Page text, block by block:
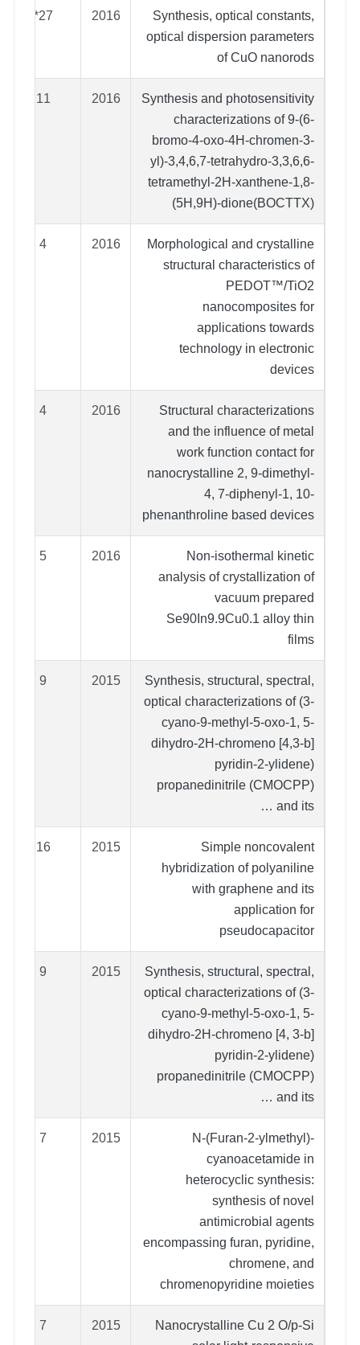
Synthesis, optical constants,
optical dispersion parameters
of CuO nanorods
2016
27*
Synthesis and photosensitivity
characterizations of 9-(6-
bromo-4-oxo-4H-chromen-3-
yl)-3,4,6,7-tetrahydro-3,3,6,6-
tetramethyl-2H-xanthene-1,8-
(5H,9H)-dione(BOCTTX)
2016
11
Morphological and crystalline
structural characteristics of
PEDOT™/TiO2
nanocomposites for
applications towards
technology in electronic
devices
2016
4
Structural characterizations
and the influence of metal
work function contact for
nanocrystalline 2, 9-dimethyl-
4, 7-diphenyl-1, 10-
phenanthroline based devices
2016
4
Non-isothermal kinetic
analysis of crystallization of
vacuum prepared
Se90In9.9Cu0.1 alloy thin
films
2016
5
Synthesis, structural, spectral,
optical characterizations of (3-
cyano-9-methyl-5-oxo-1, 5-
dihydro-2H-chromeno [4,3-b]
pyridin-2-ylidene)
propanedinitrile (CMOCPP)
and its …
2015
9
Simple noncovalent
hybridization of polyaniline
with graphene and its
application for
pseudocapacitor
2015
16
Synthesis, structural, spectral,
optical characterizations of (3-
cyano-9-methyl-5-oxo-1, 5-
dihydro-2H-chromeno [4, 3-b]
pyridin-2-ylidene)
propanedinitrile (CMOCPP)
and its …
2015
9
N-(Furan-2-ylmethyl)-
cyanoacetamide in
heterocyclic synthesis:
synthesis of novel
antimicrobial agents
encompassing furan, pyridine,
chromene, and
chromenopyridine moieties
2015
7
Nanocrystalline Cu 2 O/p-Si
2015
7